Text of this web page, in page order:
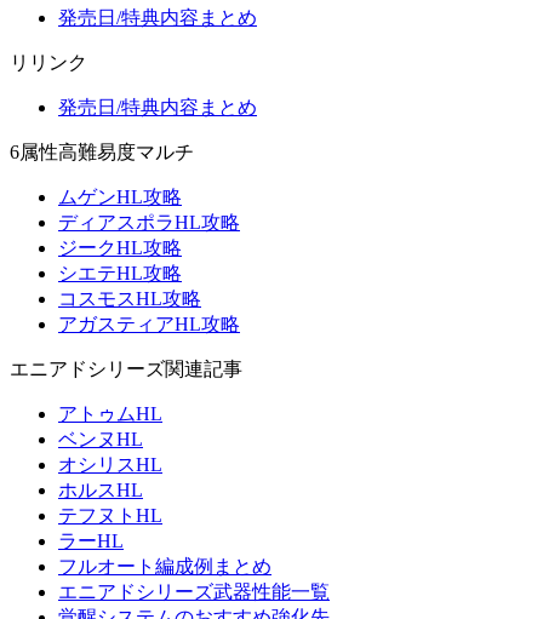
発売日/特典内容まとめ
リリンク
発売日/特典内容まとめ
6属性高難易度マルチ
ムゲンHL攻略
ディアスポラHL攻略
ジークHL攻略
シエテHL攻略
コスモスHL攻略
アガスティアHL攻略
エニアドシリーズ関連記事
アトゥムHL
ベンヌHL
オシリスHL
ホルスHL
テフヌトHL
ラーHL
フルオート編成例まとめ
エニアドシリーズ武器性能一覧